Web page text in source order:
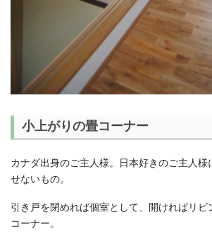
小上がりの畳コーナー
カナダ出身のご主人様。日本好きのご主人様
せないもの。
引き戸を閉めれば個室として、開ければリビ
コーナー。